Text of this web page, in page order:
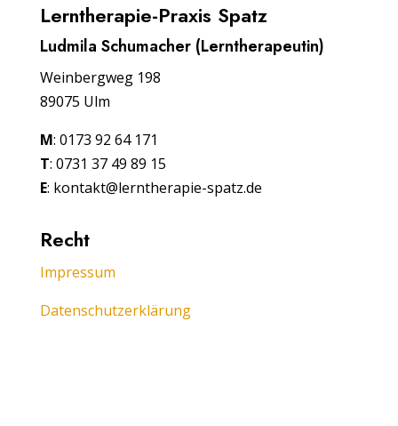
Lerntherapie-Praxis Spatz
Ludmila Schumacher (Lerntherapeutin)
Weinbergweg 198
89075 Ulm
M: 0173 92 64 171
T: 0731 37 49 89 15
E: kontakt@lerntherapie-spatz.de
Recht
Impressum
Datenschutzerklärung